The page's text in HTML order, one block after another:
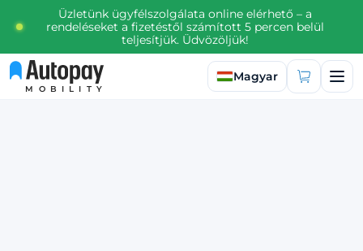
Üzletünk ügyfélszolgálata online elérhető – a
rendeléseket a fizetéstől számított 5 percen belül
teljesítjük. Üdvözöljük!
MOBILITY
Válasszon nyelvet
Magyar